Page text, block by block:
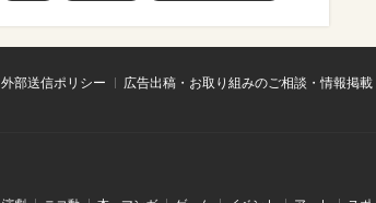
外部送信ポリシー
広告出稿・お取り組みのご相談・情報掲